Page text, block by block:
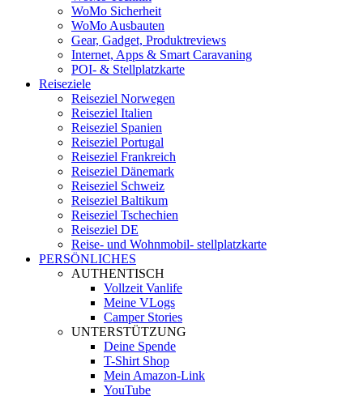
WoMo Sicherheit
WoMo Ausbauten
Gear, Gadget, Produktreviews
Internet, Apps & Smart Caravaning
POI- & Stellplatzkarte
Reiseziele
Reiseziel Norwegen
Reiseziel Italien
Reiseziel Spanien
Reiseziel Portugal
Reiseziel Frankreich
Reiseziel Dänemark
Reiseziel Schweiz
Reiseziel Baltikum
Reiseziel Tschechien
Reiseziel DE
Reise- und Wohnmobil- stellplatzkarte
PERSÖNLICHES
AUTHENTISCH
Vollzeit Vanlife
Meine VLogs
Camper Stories
UNTERSTÜTZUNG
Deine Spende
T-Shirt Shop
Mein Amazon-Link
YouTube